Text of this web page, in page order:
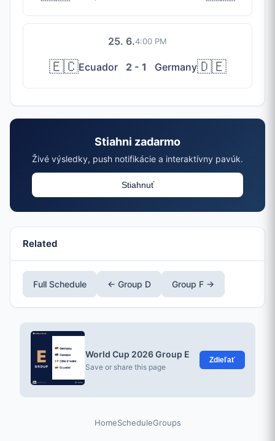
25. 6.4:00 PM
🇪🇨Ecuador 2 - 1 Germany🇩🇪
Stiahni zadarmo
Živé výsledky, push notifikácie a interaktívny pavúk.
Stiahnuť
Related
Full Schedule ← Group D Group F →
World Cup 2026 Group E
Save or share this page
Zdieľať
HomeScheduleGroups